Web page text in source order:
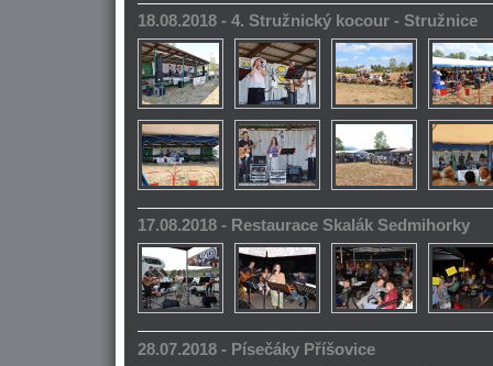
18.08.2018 - 4. Stružnický kocour - Stružnice
17.08.2018 - Restaurace Skalák Sedmihorky
28.07.2018 - Písečáky Příšovice